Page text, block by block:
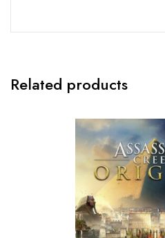
Related products